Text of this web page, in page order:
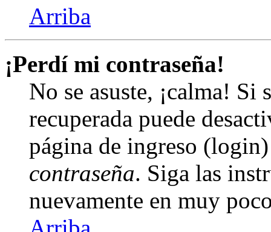
Arriba
¡Perdí mi contraseña!
No se asuste, ¡calma! Si
recuperada puede
página de ingreso
contraseña. Siga las
nuevamente en muy